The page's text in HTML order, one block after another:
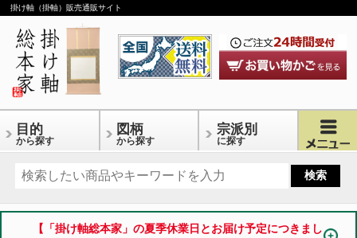
掛け軸（掛軸）販売通販サイト
目的
から探す
図柄
から探す
宗派別
に探す
【「掛け軸総本家」の夏季休業日とお届け予定につきまし